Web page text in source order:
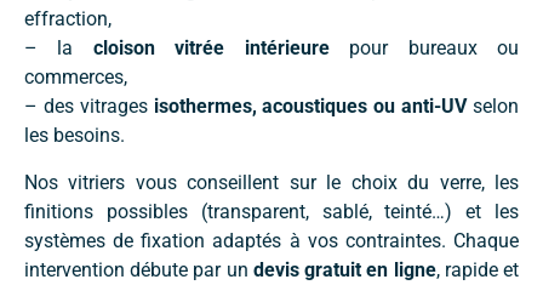
effraction,
– la cloison vitrée intérieurepour bureaux ou
commerces,
– des vitrages isothermes, acoustiques ou anti-UVselon
les besoins.
Nos vitriers vous conseillent sur le choix du verre, les
finitions possibles (transparent, sablé, teinté…) et les
systèmes de fixation adaptés à vos contraintes. Chaque
intervention débute par un devis gratuit en ligne, rapide et